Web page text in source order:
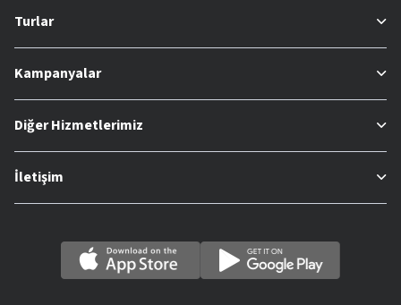
Turlar
Kampanyalar
Diğer Hizmetlerimiz
İletişim